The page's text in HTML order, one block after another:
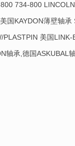
734-800
国KAYDON薄壁轴承
PLASTPIN 美国LINK-
轴承,德国ASKUBAL